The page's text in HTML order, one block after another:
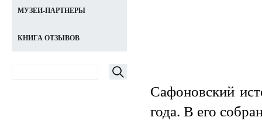
Сафоновский
года. В его
МУЗЕИ-ПАРТНЕРЫ
КНИГА ОТЗЫВОВ